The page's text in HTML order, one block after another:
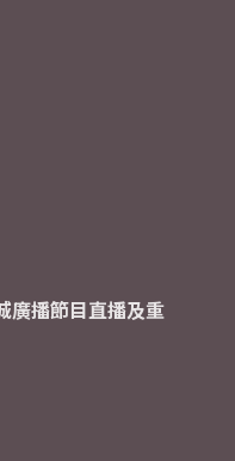
廣播節目直播及重